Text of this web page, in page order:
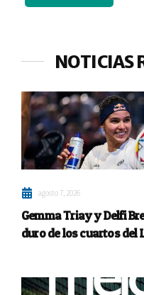
NOTICIAS
agosto 7, 2026
Gemma Triay y Delfi
duro de los cuartos del